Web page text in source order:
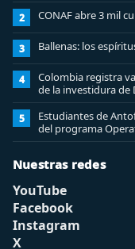
2 CONAF abre 3 mil
3 Ballenas: los
4
Colombia registra
de la investidura de
5
Estudiantes de
del programa
Nuestras redes
YouTube
Facebook
Instagram
X